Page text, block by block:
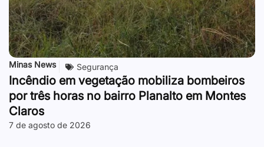
Minas News Segurança
Incêndio em vegetação mobiliza bombeiros
por três horas no bairro Planalto em Montes
Claros
7 de agosto de 2026